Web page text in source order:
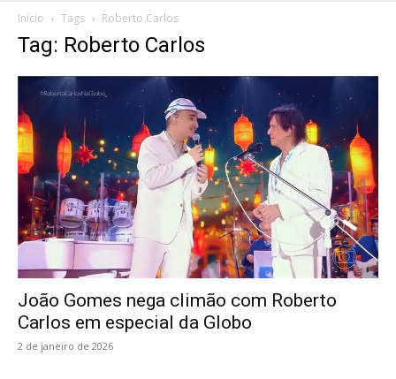
Início Tags Roberto Carlos
Tag: Roberto Carlos
João Gomes nega climão com Roberto
Carlos em especial da Globo
2 de janeiro de 2026